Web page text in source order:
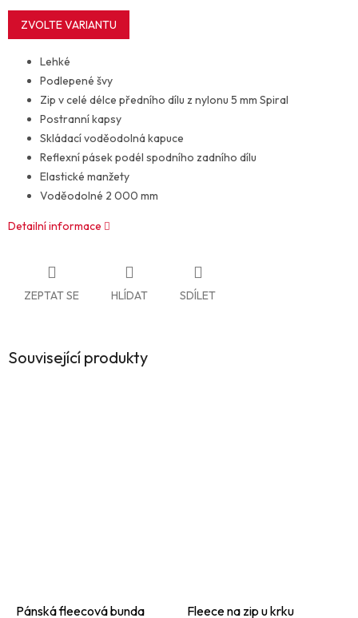
Měrná
cena:
ZVOLTE VARIANTU
Lehké
Podlepené švy
Zip v celé délce předního dílu z nylonu 5 mm Spiral
Postranní kapsy
Skládací voděodolná kapuce
Reflexní pásek podél spodního zadního dílu
Elastické manžety
Voděodolné 2 000 mm
Detailní informace
ZEPTAT SE HLÍDAT SDÍLET
Související produkty
Pánská fleecová bunda Fleece na zip u krku